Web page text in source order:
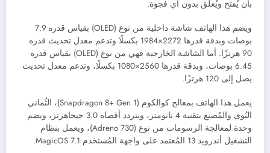
بأن يُفتح ويُغلق بدون أي فجوة.
ويضم هذا الهاتف شاشة داخلية من نوع (OLED) بقياس قدره 7.9
بوصات وبدقة قدرها 2272×1984 بكسلًا وتدعم معدل تحديث قدره
90 هرتزًا.
أما الشاشة الخارجية فهي من نوع (OLED) بقياس قدره
6.45 بوصات، وبدقة قدرها 2560×1080 بكسلًا، وتدعم معدل تحديث
يصل إلى 120 هرتزًا.
يعمل هذا الهاتف بمعالج كوالكوم (Snapdragon 8+ Gen 1)، الثُماني
النُوى والمُصنع بتقنية 4 نانومتر، وبتردد أقصاه 3.0 جيجاهرتز، ويضم
وحدة لمعالجة الرسومات من نوع (
Adreno 730)، ويعمل بنظام
التشغيل أندرويد 13 المُعتمد على واجهة المُستخدم MagicOS 7.1.